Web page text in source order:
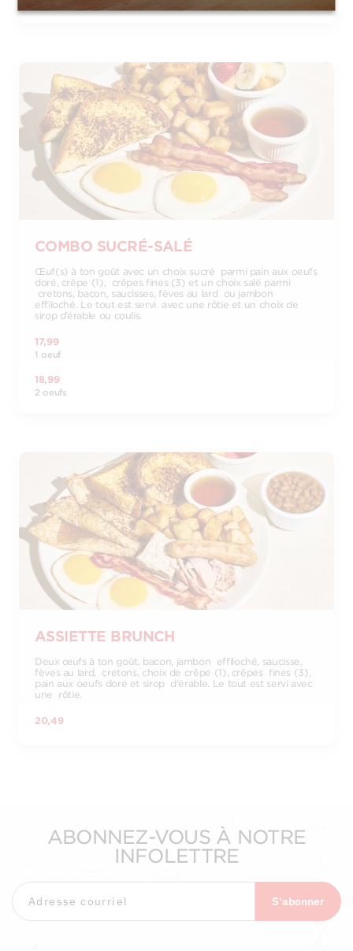
COMBO SUCRÉ-SALÉ
Œuf(s) à ton goût avec un choix sucré parmi pain aux oeufs
doré, crêpe (1), crêpes fines (3) et un choix salé parmi
cretons, bacon, saucisses, fèves au lard ou jambon
effiloché. Le tout est servi avec une rôtie et un choix de
sirop d’érable ou coulis.
17,99
1 oeuf
18,99
2 oeufs
ASSIETTE BRUNCH
Deux œufs à ton goût, bacon, jambon effiloché, saucisse,
fèves au lard, cretons, choix de crêpe (1), crêpes fines (3),
pain aux oeufs doré et sirop d'érable. Le tout est servi avec
une rôtie.
20,49
ABONNEZ-VOUS À NOTRE
INFOLETTRE
S'abonner